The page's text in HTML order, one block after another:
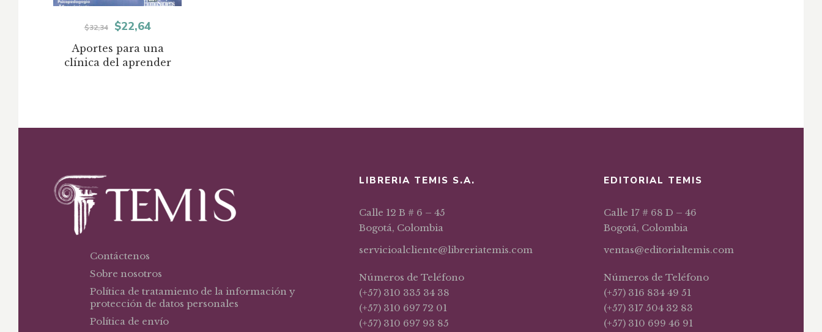
Aportes para una
clínica del aprender
$32,34
El
precio
original
$22,64El
precio
actual
Contáctenos
Sobre nosotros
Política de tratamiento de la información y
protección de datos personales
Política de envío
LIBRERIA TEMIS S.A.
Calle 12 B # 6 – 45
Bogotá, Colombia
servicioalcliente@libreriatemis.com
Números de Teléfono
(+57) 310 335 34 38
(+57) 310 697 72 01
(+57) 310 697 93 85
EDITORIAL TEMIS
Calle 17 # 68 D – 46
Bogotá, Colombia
ventas@editorialtemis.com
Números de Teléfono
(+57) 316 834 49 51
(+57) 317 504 32 83
(+57) 310 699 46 91